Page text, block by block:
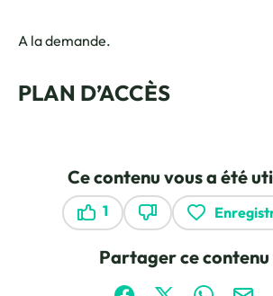
A la demande.
PLAN D’ACCÈS
Ce contenu vous a été
1
Partager ce contenu